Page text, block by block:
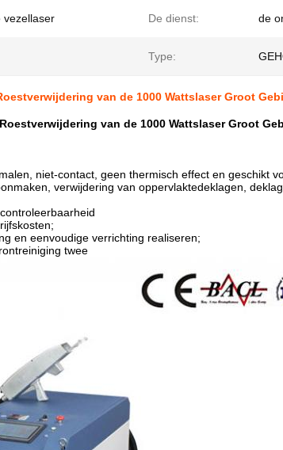
vezellaser De dienst: de
Type:
van de 1000 Wattslaser Groot
van de 1000 Wattslaser Groot
niet-contact, geen thermisch effect en geschikt
verwijdering van oppervlaktedeklagen,
en eenvoudige verrichting realiseren;
twee